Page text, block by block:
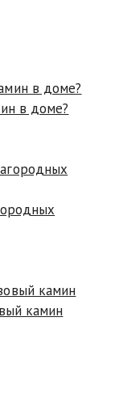
в доме?
камин